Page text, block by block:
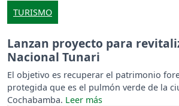
TURISMO
Lanzan proyecto para
Nacional Tunari
El objetivo es recuperar el patrimonio
protegida que es el pulmón verde de la
Cochabamba.